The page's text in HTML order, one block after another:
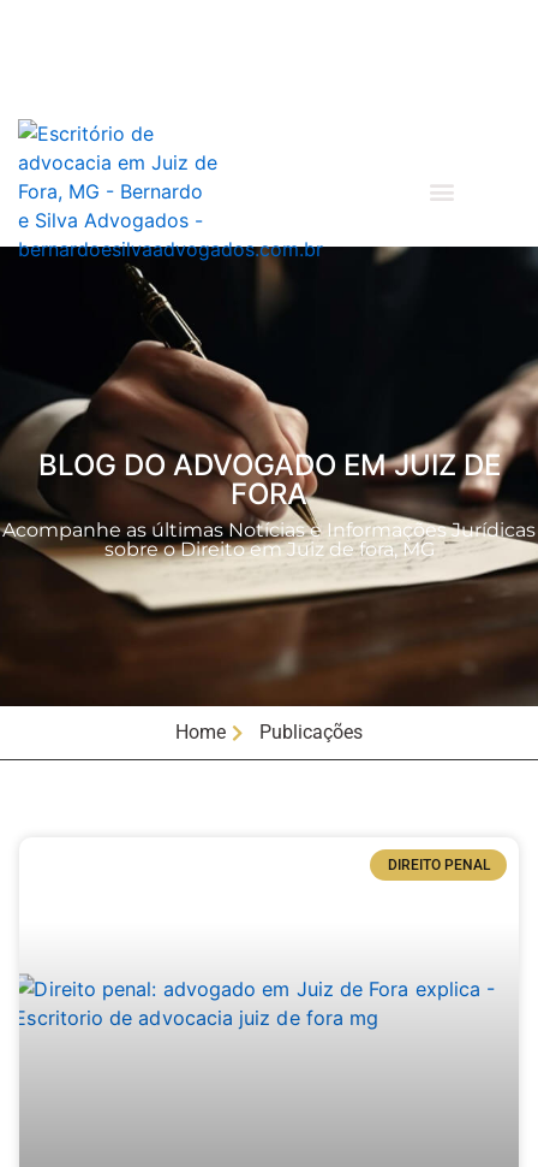
BLOG DO ADVOGADO EM JUIZ DE
FORA
Acompanhe as últimas Notícias e Informações Jurídicas
sobre o Direito em Juiz de fora, MG
Home Publicações
DIREITO PENAL